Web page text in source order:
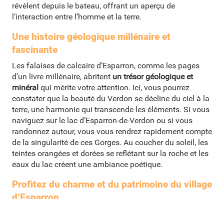
révèlent depuis le bateau, offrant un aperçu de
l’interaction entre l’homme et la terre.
Une histoire géologique millénaire et
fascinante
Les falaises de calcaire d’Esparron, comme les pages
d’un livre millénaire, abritent un trésor géologique et
minéral qui mérite votre attention. Ici, vous pourrez
constater que la beauté du Verdon se décline du ciel à la
terre, une harmonie qui transcende les éléments. Si vous
naviguez sur le lac d’Esparron-de-Verdon ou si vous
randonnez autour, vous vous rendrez rapidement compte
de la singularité de ces Gorges. Au coucher du soleil, les
teintes orangées et dorées se reflétant sur la roche et les
eaux du lac créent une ambiance poétique.
Profitez du charme et du patrimoine du village